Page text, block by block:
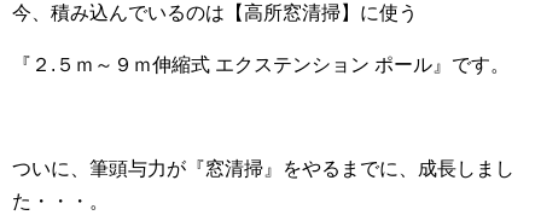
今、積み込んでいるのは【高所窓清掃】に使う
『２.５ｍ～９ｍ伸縮式 エクステンション ポール』です。
ついに、筆頭与力が『窓清掃』をやるまでに、成長しまし
た・・・。